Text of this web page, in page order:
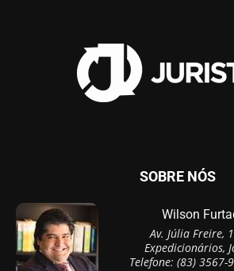
SOBRE NÓS
Wilson
Av. Júlia Freire,
Expedicionários,
Telefone: (83)